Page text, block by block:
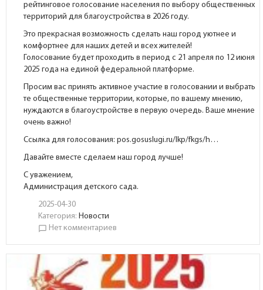
рейтинговое голосование населения по выбору общественных
территорий для благоустройства в 2026 году.
Это прекрасная возможность сделать наш город уютнее и
комфортнее для наших детей и всех жителей!
Голосование будет проходить в период с 21 апреля по 12 июня
2025 года на единой федеральной платформе.
Просим вас принять активное участие в голосовании и выбрать
те общественные территории, которые, по вашему мнению,
нуждаются в благоустройстве в первую очередь. Ваше мнение
очень важно!
Ссылка для голосования:pos.gosuslugi.ru/lkp/fkgs/h…
Давайте вместе сделаем наш город лучше!
С уважением,
Администрация детского сада.
2025-04-30
Категория:Новости
chat_bubble_outline Нет комментариев